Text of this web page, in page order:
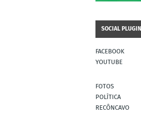
SOCIAL PLUGIN
FACEBOOK
YOUTUBE
FOTOS
POLÍTICA
RECÔNCAVO